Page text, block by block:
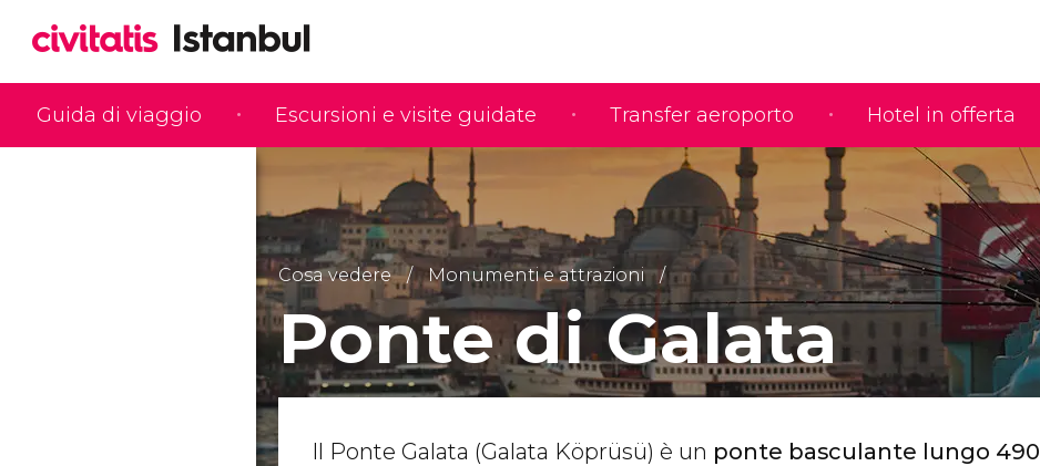
Guida di viaggio Escursioni e visite guidate Transfer aeroporto Hotel in offerta
Cosa vedere Monumenti e attrazioni
Ponte di Galata
Il Ponte Galata (Galata Köprüsü) è un ponte basculante lungo 490